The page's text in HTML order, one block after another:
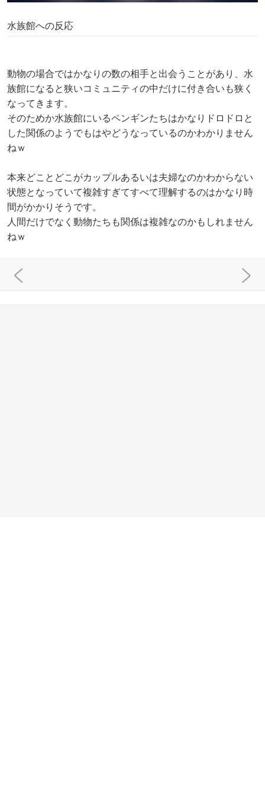
水族館への反応
動物の場合ではかなりの数の相手と出会うことがあり、水
族館になると狭いコミュニティの中だけに付き合いも狭く
なってきます。
そのためか水族館にいるペンギンたちはかなりドロドロと
した関係のようでもはやどうなっているのかわかりません
ねｗ
本来どことどこがカップルあるいは夫婦なのかわからない
状態となっていて複雑すぎてすべて理解するのはかなり時
間がかかりそうです。
人間だけでなく動物たちも関係は複雑なのかもしれません
ねｗ